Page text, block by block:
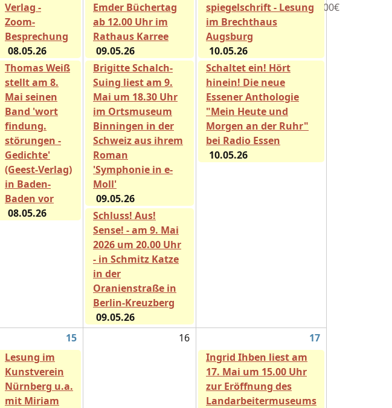
Verlag -
Zoom-
Besprechung
08.05.26
Thomas Weiß
stellt am 8.
Mai seinen
Band 'wort
findung.
störungen -
Gedichte'
(Geest-Verlag)
in Baden-
Baden vor
08.05.26
Emder Büchertag
ab 12.00 Uhr im
Rathaus Karree
09.05.26
Brigitte Schalch-
Suing liest am 9.
Mai um 18.30 Uhr
im Ortsmuseum
Binningen in der
Schweiz aus ihrem
Roman
'Symphonie in e-
Moll'
09.05.26
Schluss! Aus!
Sense! - am 9. Mai
2026 um 20.00 Uhr
- in Schmitz Katze
in der
Oranienstraße in
Berlin-Kreuzberg
09.05.26
spiegelschrift - Lesung
im Brechthaus
Augsburg
10.05.26
Schaltet ein! Hört
hinein! Die neue
Essener Anthologie
"Mein Heute und
Morgen an der Ruhr"
bei Radio Essen
10.05.26
15 16
17
Lesung im
Kunstverein
Nürnberg u.a.
mit Miriam
Ingrid Ihben liest am
17. Mai um 15.00 Uhr
zur Eröffnung des
Landarbeitermuseums
0Artikel Gesamt: 0,00€